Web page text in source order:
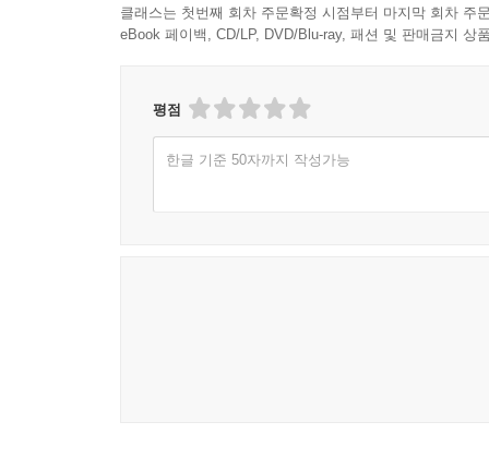
클래스는 첫번째 회차 주문확정 시점부터 마지막 회차 주
eBook 페이백, CD/LP, DVD/Blu-ray, 패션 및 판매금지 상
평점
한글 기준 50자까지 작성가능